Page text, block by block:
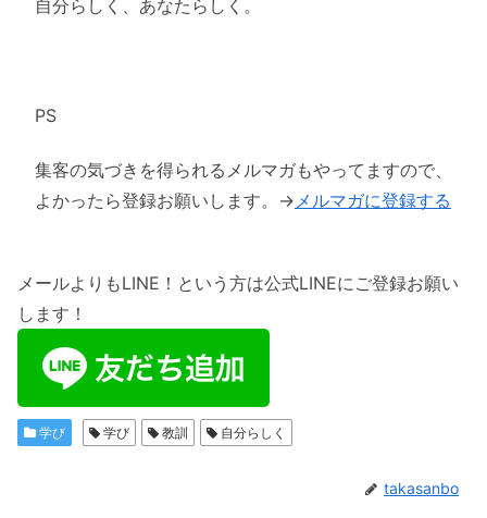
自分らしく、あなたらしく。
PS
集客の気づきを得られるメルマガもやってますので、
よかったら登録お願いします。→メルマガに登録する
メールよりもLINE！という方は公式LINEにご登録お願い
します！
学び 学び 教訓 自分らしく
takasanbo